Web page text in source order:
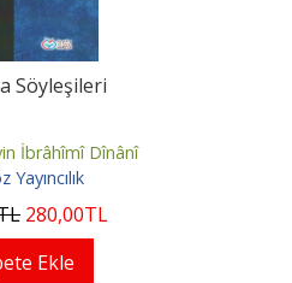
Söyleşileri
İbrâhîmî Dînânî
Yayıncılık
280,00TL
Ekle